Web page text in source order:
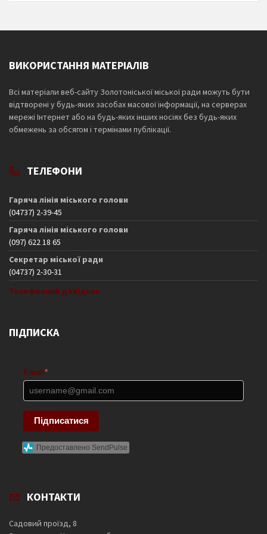
ВИКОРИСТАННЯ МАТЕРІАЛІВ
Всі матеріали веб-сайту Золотоніської міської ради можуть бути
відтворені у будь-яких засобах масової інформації, на серверах
мережі Інтернет або на будь-яких інших носіях без будь-яких
обмежень за обсягом і термінами публікації.
ТЕЛЕФОНИ
Гаряча лінія міського голови
(04737) 2-39-45
Гаряча лінія міського голови
(097) 622 18 65
Секретар міської ради
(04737) 2-30-31
Телефонний довідник
ПІДПИСКА
Email *
Підписатися
Предоставлено SendPulse
КОНТАКТИ
Садовий проїзд, 8